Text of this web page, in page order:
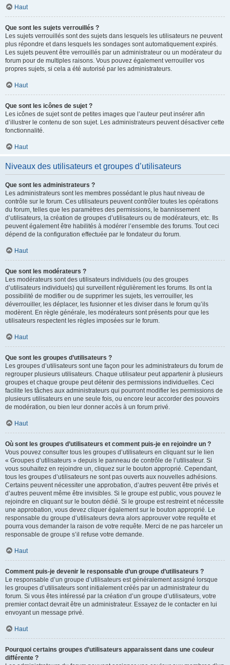
Haut
Que sont les sujets verrouillés ?
Les sujets verrouillés sont des sujets dans lesquels les utilisateurs ne peuvent
plus répondre et dans lesquels les sondages sont automatiquement expirés.
Les sujets peuvent être verrouillés par un administrateur ou un modérateur du
forum pour de multiples raisons. Vous pouvez également verrouiller vos
propres sujets, si cela a été autorisé par les administrateurs.
Haut
Que sont les icônes de sujet ?
Les icônes de sujet sont de petites images que l’auteur peut insérer afin
d’illustrer le contenu de son sujet. Les administrateurs peuvent désactiver cette
fonctionnalité.
Haut
Niveaux des utilisateurs et groupes d’utilisateurs
Que sont les administrateurs ?
Les administrateurs sont les membres possédant le plus haut niveau de
contrôle sur le forum. Ces utilisateurs peuvent contrôler toutes les opérations
du forum, telles que les paramètres des permissions, le bannissement
d’utilisateurs, la création de groupes d’utilisateurs ou de modérateurs, etc. Ils
peuvent également être habilités à modérer l’ensemble des forums. Tout ceci
dépend de la configuration effectuée par le fondateur du forum.
Haut
Que sont les modérateurs ?
Les modérateurs sont des utilisateurs individuels (ou des groupes
d’utilisateurs individuels) qui surveillent régulièrement les forums. Ils ont la
possibilité de modifier ou de supprimer les sujets, les verrouiller, les
déverrouiller, les déplacer, les fusionner et les diviser dans le forum qu’ils
modèrent. En règle générale, les modérateurs sont présents pour que les
utilisateurs respectent les règles imposées sur le forum.
Haut
Que sont les groupes d’utilisateurs ?
Les groupes d’utilisateurs sont une façon pour les administrateurs du forum de
regrouper plusieurs utilisateurs. Chaque utilisateur peut appartenir à plusieurs
groupes et chaque groupe peut détenir des permissions individuelles. Ceci
facilite les tâches aux administrateurs qui pourront modifier les permissions de
plusieurs utilisateurs en une seule fois, ou encore leur accorder des pouvoirs
de modération, ou bien leur donner accès à un forum privé.
Haut
Où sont les groupes d’utilisateurs et comment puis-je en rejoindre un ?
Vous pouvez consulter tous les groupes d’utilisateurs en cliquant sur le lien
« Groupes d’utilisateurs » depuis le panneau de contrôle de l’utilisateur. Si
vous souhaitez en rejoindre un, cliquez sur le bouton approprié. Cependant,
tous les groupes d’utilisateurs ne sont pas ouverts aux nouvelles adhésions.
Certains peuvent nécessiter une approbation, d’autres peuvent être privés et
d’autres peuvent même être invisibles. Si le groupe est public, vous pouvez le
rejoindre en cliquant sur le bouton dédié. Si le groupe est restreint et nécessite
une approbation, vous devez cliquer également sur le bouton approprié. Le
responsable du groupe d’utilisateurs devra alors approuver votre requête et
pourra vous demander la raison de votre requête. Merci de ne pas harceler un
responsable de groupe s’il refuse votre demande.
Haut
Comment puis-je devenir le responsable d’un groupe d’utilisateurs ?
Le responsable d’un groupe d’utilisateurs est généralement assigné lorsque
les groupes d’utilisateurs sont initialement créés par un administrateur du
forum. Si vous êtes intéressé par la création d’un groupe d’utilisateurs, votre
premier contact devrait être un administrateur. Essayez de le contacter en lui
envoyant un message privé.
Haut
Pourquoi certains groupes d’utilisateurs apparaissent dans une couleur
différente ?